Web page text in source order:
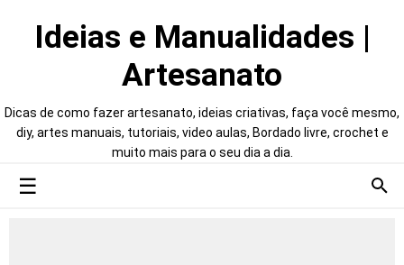
Ideias e Manualidades |
Artesanato
Dicas de como fazer artesanato, ideias criativas, faça você mesmo,
diy, artes manuais, tutoriais, video aulas, Bordado livre, crochet e
muito mais para o seu dia a dia.